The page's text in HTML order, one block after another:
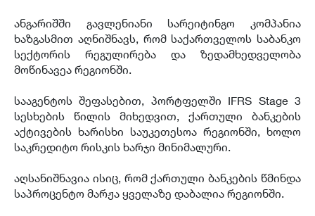
ანგარიშში გავლენიანი სარეიტინგო კომპანია
ხაზგასმით აღნიშნავს, რომ საქართველოს საბანკო
სექტორის რეგულირება და ზედამხედველობა
მოწინავეა რეგიონში.
სააგენტოს შეფასებით, პორტფელში IFRS Stage 3
სესხების წილის მიხედვით, ქართული ბანკების
აქტივების ხარისხი საუკეთესოა რეგიონში, ხოლო
საკრედიტო რისკის ხარჯი მინიმალური.
აღსანიშნავია ისიც, რომ ქართული ბანკების წმინდა
საპროცენტო მარჟა ყველაზე დაბალია რეგიონში.